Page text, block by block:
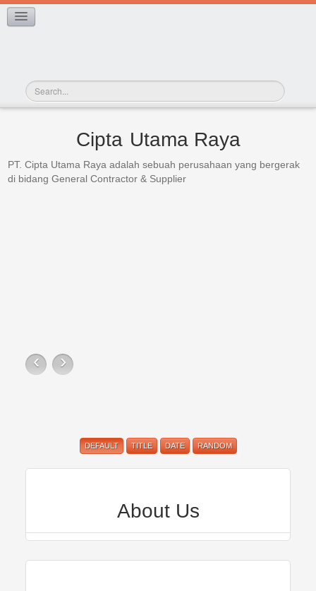
Cipta Utama Raya
PT. Cipta Utama Raya adalah sebuah perusahaan yang bergerak
di bidang General Contractor & Supplier
›
‹
DEFAULT TITLE DATE RANDOM
About Us